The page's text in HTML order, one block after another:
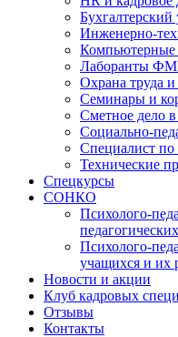
Бухгалтерский
Инженерно-
Лаборанты
Охрана труда
Семинары и
Сметное дело в
Социально-
Специалист по
Технические
Спецкурсы
СОНКО
Психолого-
Психолого-
учащихся и их
Новости и акции
Клуб кадровых
Отзывы
Контакты